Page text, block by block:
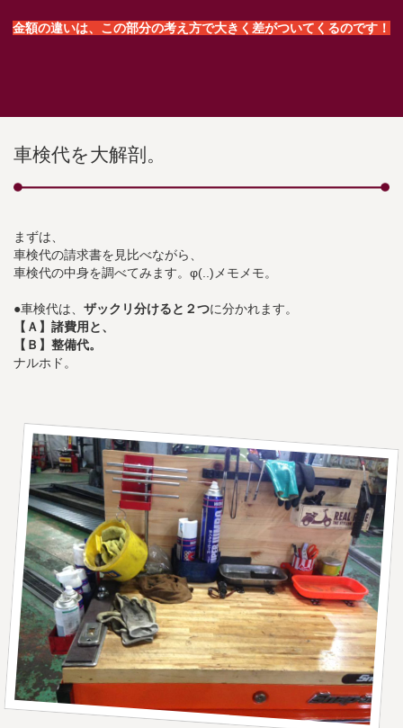
金額の違いは、この部分の考え方で大きく差がついてくるのです！
車検代を大解剖。
まずは、
車検代の請求書を見比べながら、
車検代の中身を調べてみます。φ(..)メモメモ。
●車検代は、 ザックリ分けると２つに分かれます。
【Ａ】諸費用と、
【Ｂ】整備代。
ナルホド。